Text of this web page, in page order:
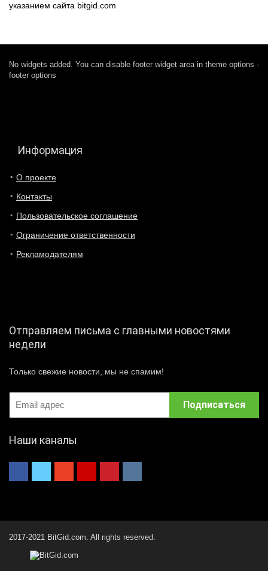
указанием сайта bitgid.com
No widgets added. You can disable footer widget area in theme options -
footer options
Информация
О проекте
Контакты
Пользовательское соглашение
Ограничение ответственности
Рекламодателям
Отправляем письма с главными новостями
недели
Только свежие новости, мы не спамим!
Наши каналы
2017-2021 BitGid.com. All rights reserved.